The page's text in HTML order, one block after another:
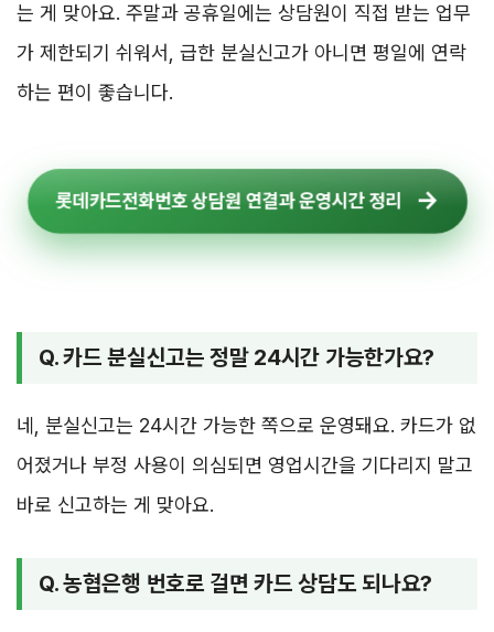
는 게 맞아요. 주말과 공휴일에는 상담원이 직접 받는 업무
가 제한되기 쉬워서, 급한 분실신고가 아니면 평일에 연락
하는 편이 좋습니다.
롯데카드전화번호 상담원 연결과 운영시간 정리
Q. 카드 분실신고는 정말 24시간 가능한가요?
네, 분실신고는 24시간 가능한 쪽으로 운영돼요. 카드가 없
어졌거나 부정 사용이 의심되면 영업시간을 기다리지 말고
바로 신고하는 게 맞아요.
Q. 농협은행 번호로 걸면 카드 상담도 되나요?